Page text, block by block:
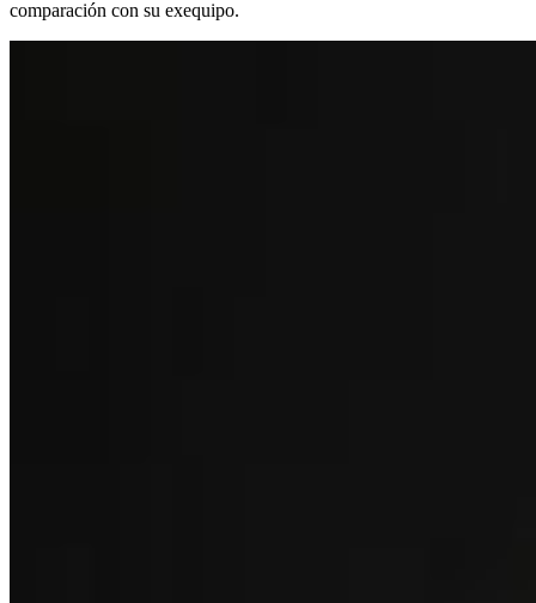
comparación con su exequipo.